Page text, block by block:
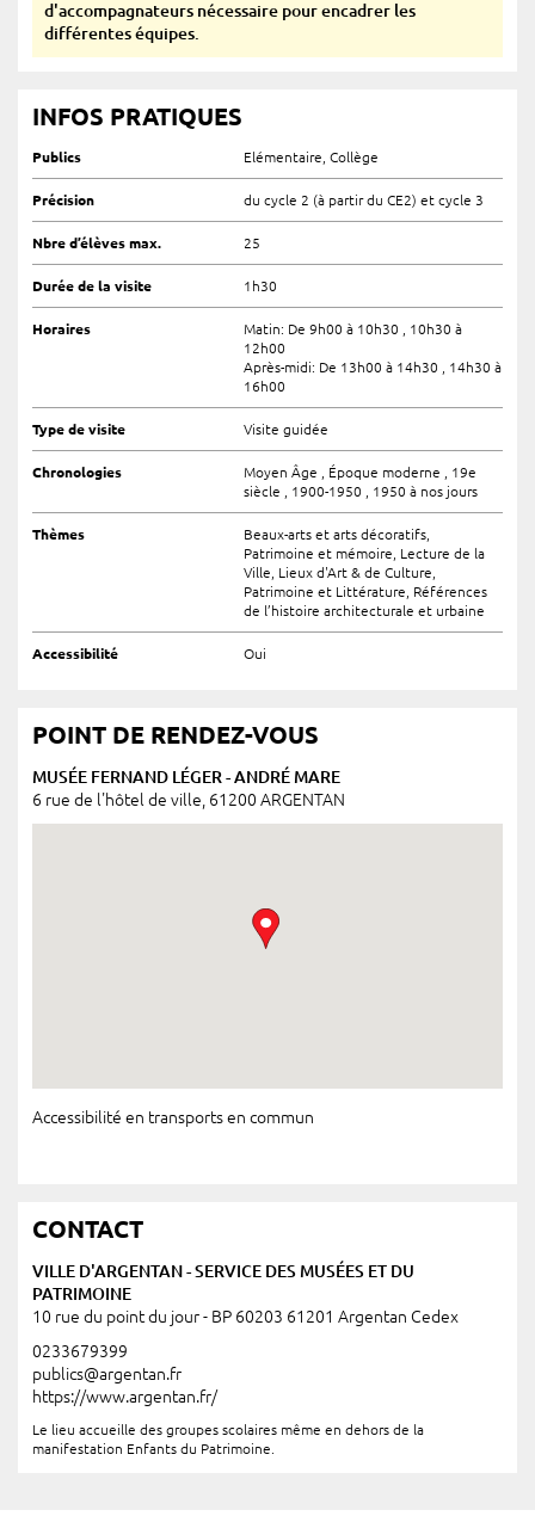
d'accompagnateurs nécessaire pour encadrer les
différentes équipes.
INFOS PRATIQUES
Publics Elémentaire, Collège
Précision du cycle 2 (à partir du CE2) et cycle 3
Nbre d’élèves max. 25
Durée de la visite 1h30
Horaires
Matin: De 9h00 à 10h30 , 10h30 à
12h00
Après-midi: De 13h00 à 14h30 , 14h30 à
16h00
Type de visite Visite guidée
Chronologies
Moyen Âge , Époque moderne , 19e
siècle , 1900-1950 , 1950 à nos jours
Thèmes
Beaux-arts et arts décoratifs,
Patrimoine et mémoire, Lecture de la
Ville, Lieux d'Art & de Culture,
Patrimoine et Littérature, Références
de l’histoire architecturale et urbaine
Accessibilité Oui
POINT DE RENDEZ-VOUS
MUSÉE FERNAND LÉGER - ANDRÉ MARE
6 rue de l'hôtel de ville, 61200 ARGENTAN
Accessibilité en transports en commun
CONTACT
VILLE D'ARGENTAN - SERVICE DES MUSÉES ET DU
PATRIMOINE
10 rue du point du jour - BP 60203 61201 Argentan Cedex
0233679399
publics@argentan.fr
https://www.argentan.fr/
Le lieu accueille des groupes scolaires même en dehors de la
manifestation Enfants du Patrimoine.